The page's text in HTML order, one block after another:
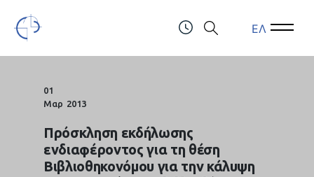
Open Menu ΕΛ Open
01
Μαρ 2013
Πρόσκληση εκδήλωσης
ενδιαφέροντος για τη θέση
Βιβλιοθηκονόμου για την κάλυψη